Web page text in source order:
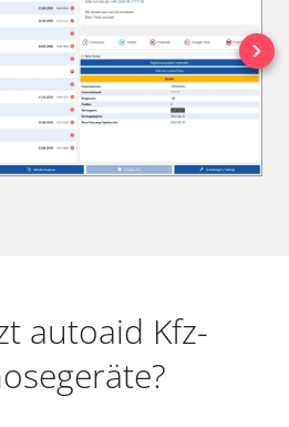
autoaid Kfz-